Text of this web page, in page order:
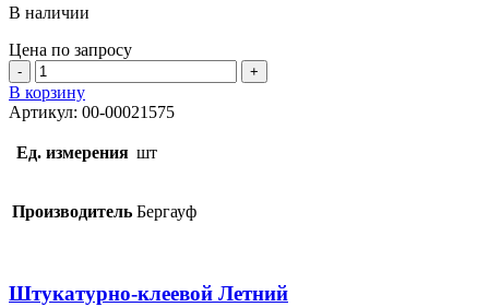
В наличии
Цена по запросу
Количество
товара
Штукатурно-
клеевой
Зимний
В корзину
Артикул: 00-00021575
Ед. измерения шт
Производитель Бергауф
Штукатурно-клеевой Летний